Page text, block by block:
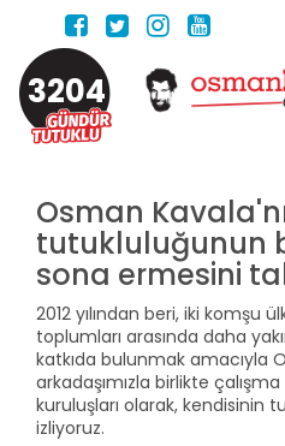
3204
Osman
tutukluluğunun
sona ermesini
2012 yılından beri, iki komşu
toplumları arasında daha
katkıda bulunmak amacıyla
arkadaşımızla birlikte
kuruluşları olarak, kendisinin
izliyoruz.